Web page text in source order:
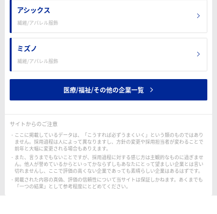
アシックス
繊維/アパレル服飾
ミズノ
繊維/アパレル服飾
医療/福祉/その他の企業一覧
サイトからのご注意
ここに掲載しているデータは、「こうすれば必ずうまくいく」という類のものではあり
ません。採用過程は人によって異なりますし、方針の変更や採用担当者が変わることで
前年と大幅に変更される場合もありえます。
また、言うまでもないことですが、採用過程に対する感じ方は主観的なものに過ぎませ
ん。他人が誉めているからといってかならずしもあなたにとって望ましい企業とは言い
切れませんし、ここで評価の高くない企業であっても素晴らしい企業はあるはずです。
掲載された内容の真偽、評価の信頼性について当サイトは保証しかねます。あくまでも
「一つの結果」として参考程度にとどめてください。